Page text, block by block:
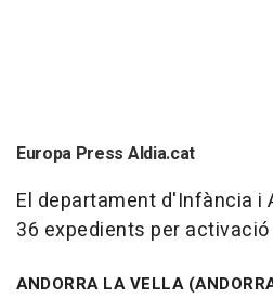
Europa Press Aldia.cat
El departament d'Infància i
36 expedients per activació
ANDORRA LA VELLA